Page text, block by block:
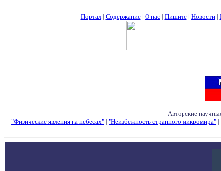
Портал| Содержание| О нас| Пишите| Новости|
Авторские
"Физические явления на небесах" | "Неизбежность странного микромира" |